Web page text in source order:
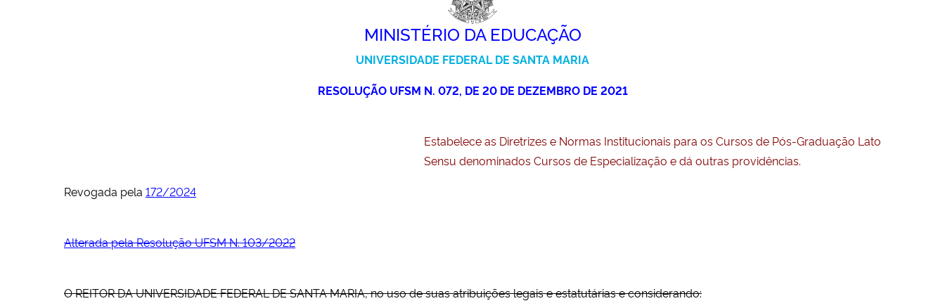
MINISTÉRIO DA EDUCAÇÃO
UNIVERSIDADE FEDERAL DE SANTA MARIA
RESOLUÇÃO UFSM N. 072, DE 20 DE DEZEMBRO DE 2021
Estabelece as Diretrizes e Normas Institucionais para os Cursos de Pós-Graduação Lato
Sensu denominados Cursos de Especialização e dá outras providências.
Revogada pela 172/2024
Alterada pela Resolução UFSM N. 103/2022
O REITOR DA UNIVERSIDADE FEDERAL DE SANTA MARIA, no uso de suas atribuições legais e estatutárias e considerando: